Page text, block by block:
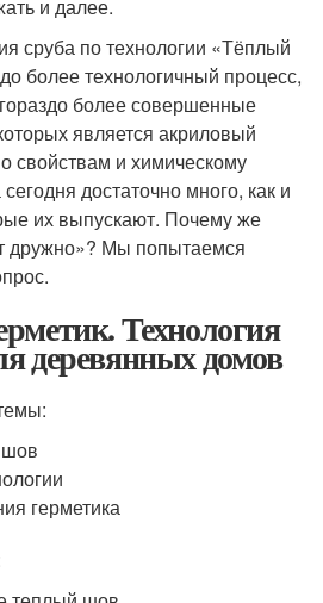
и далее.
сруба по технологии «Тёплый
более технологичный процесс,
более совершенные
является акриловый
свойствам и химическому
достаточно много, как и
их выпускают. Почему же
дружно»? Мы попытаемся
Технология
деревянных домов
герметика